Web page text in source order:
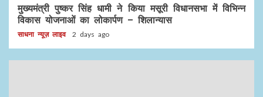
मुख्यमंत्री पुष्कर सिंह धामी ने किया मसूरी विधानसभा में विभिन्न
विकास योजनाओं का लोकार्पण – शिलान्यास
साधना न्यूज़ लाइव 2 days ago